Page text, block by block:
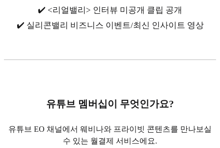
✔️ <리얼밸리> 인터뷰 미공개 클립 공개
✔️ 실리콘밸리 비즈니스 이벤트/최신 인사이트 영상
유튜브 멤버십이 무엇인가요?
유튜브 EO 채널에서 웨비나와 프라이빗 콘텐츠를 만나보실
수 있는 월결제 서비스에요.